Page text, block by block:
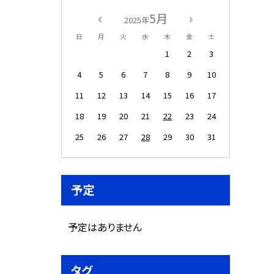
2025年5月
日 月 火 水 木 金 土
1 2
3
4
5 6 7 8 9
10
11
12 13 14 15 16
17
18
19 20 21 22 23
24
25
26 27 28 29 30 31
予定
予定はありません
タグ